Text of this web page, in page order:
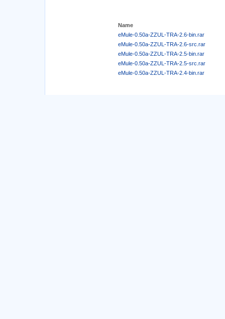
Name
eMule-0.50a-ZZUL-TRA-2.6-bin.rar
eMule-0.50a-ZZUL-TRA-2.6-src.rar
eMule-0.50a-ZZUL-TRA-2.5-bin.rar
eMule-0.50a-ZZUL-TRA-2.5-src.rar
eMule-0.50a-ZZUL-TRA-2.4-bin.rar